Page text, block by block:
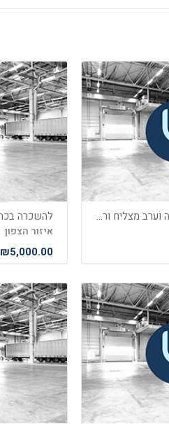
למכירה עסק שמלות כלה וערב מצליח וריוחי מאוד עקב מעבר לחול
איזור הצפון
₪5,000.00